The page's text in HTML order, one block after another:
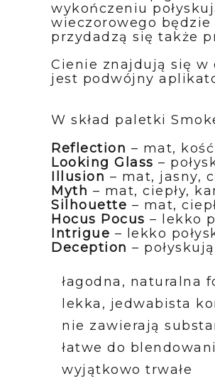
wykończeniu
wieczorowego
przydadzą się także
Cienie znajdują się w
jest podwójny
W skład paletki
Reflection – mat,
Looking Glass –
Illusion – mat, jasny,
Myth – mat, ciepły,
Silhouette – mat,
Hocus Pocus – lekko
Intrigue – lekko
Deception –
łagodna, naturalna
lekka, jedwabista
nie zawierają
łatwe do
wyjątkowo trwałe